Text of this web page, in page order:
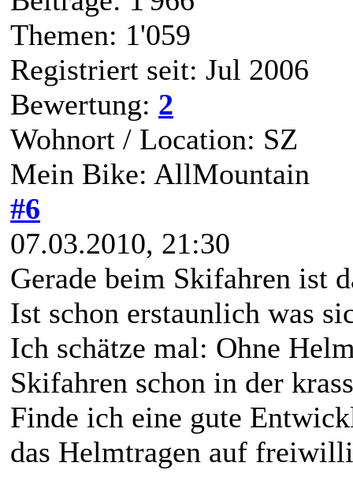
Themen: 1'059
Registriert seit: Jul 2006
Bewertung: 2
Wohnort / Location: SZ
Mein Bike: AllMountain
#6
07.03.2010, 21:30
Gerade beim Skifahren ist
Ist schon erstaunlich was
Ich schätze mal: Ohne
Skifahren schon in der
Finde ich eine gute
das Helmtragen auf